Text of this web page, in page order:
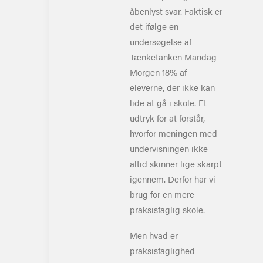
åbenlyst svar. Faktisk er
det ifølge en
undersøgelse af
Tænketanken Mandag
Morgen 18% af
eleverne, der ikke kan
lide at gå i skole. Et
udtryk for at forstår,
hvorfor meningen med
undervisningen ikke
altid skinner lige skarpt
igennem. Derfor har vi
brug for en mere
praksisfaglig skole.
Men hvad er
praksisfaglighed